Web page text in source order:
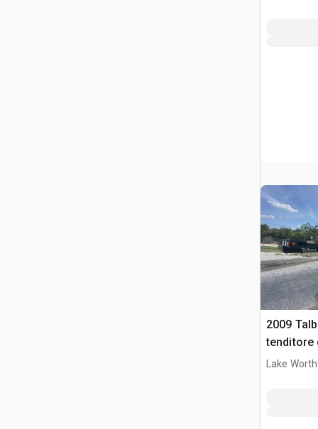
2009
tenditore
Lake